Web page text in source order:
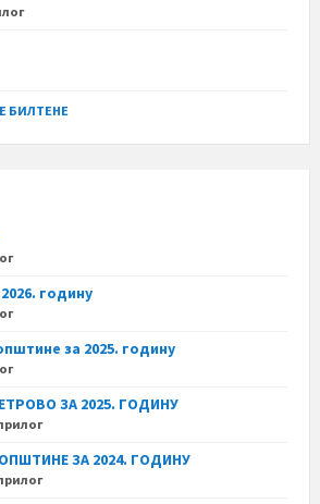
БИЛТЕНЕ
годину
за 2025. годину
ЗА 2025. ГОДИНУ
ЗА 2024. ГОДИНУ